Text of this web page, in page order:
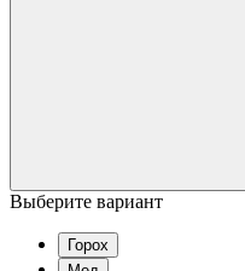
Выберите вариант
Горох